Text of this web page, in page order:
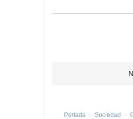
Portada Sociedad